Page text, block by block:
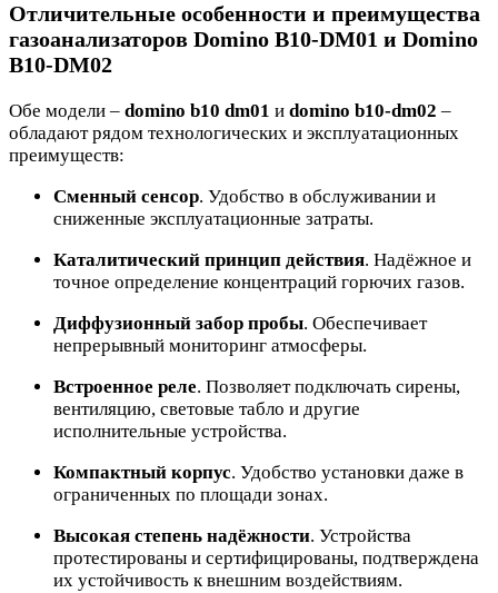
Отличительные особенности и преимущества
газоанализаторов Domino B10-DM01 и Domino
B10-DM02
Обе модели – domino b10 dm01 и domino b10-dm02 –
обладают рядом технологических и эксплуатационных
преимуществ:
Сменный сенсор. Удобство в обслуживании и
сниженные эксплуатационные затраты.
Каталитический принцип действия. Надёжное и
точное определение концентраций горючих газов.
Диффузионный забор пробы. Обеспечивает
непрерывный мониторинг атмосферы.
Встроенное реле. Позволяет подключать сирены,
вентиляцию, световые табло и другие
исполнительные устройства.
Компактный корпус. Удобство установки даже в
ограниченных по площади зонах.
Высокая степень надёжности. Устройства
протестированы и сертифицированы, подтверждена
их устойчивость к внешним воздействиям.